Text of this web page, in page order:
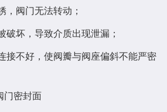
，阀门无法转动；
破坏，导致介质出现泄漏；
接不好，使阀瓣与阀座偏斜不能严密
门密封面